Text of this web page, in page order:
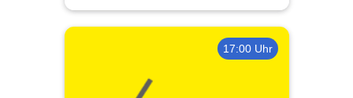
17:00 Uhr